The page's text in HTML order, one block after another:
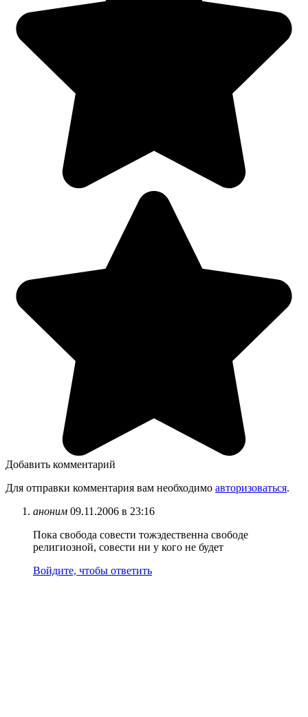
Добавить комментарий
Для отправки комментария вам необходимо авторизоваться.
аноним 09.11.2006 в 23:16
Пока свобода совести тожэдественна свободе
религиозной, совести ни у кого не будет
Войдите, чтобы ответить